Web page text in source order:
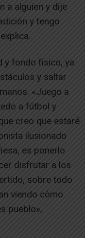
a alguien y dije
y tengo
y fondo físico, ya
y saltar
«Juego a
a fútbol y
creo que estaré
ilusionado
es ponerlo
disfrutar a los
sobre todo
viendo cómo
pueblo»,